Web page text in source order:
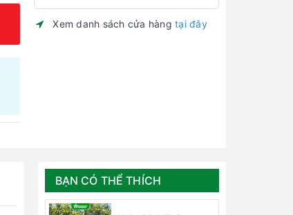
Xem danh sách cửa hàngtại đây
BẠN CÓ THỂ THÍCH